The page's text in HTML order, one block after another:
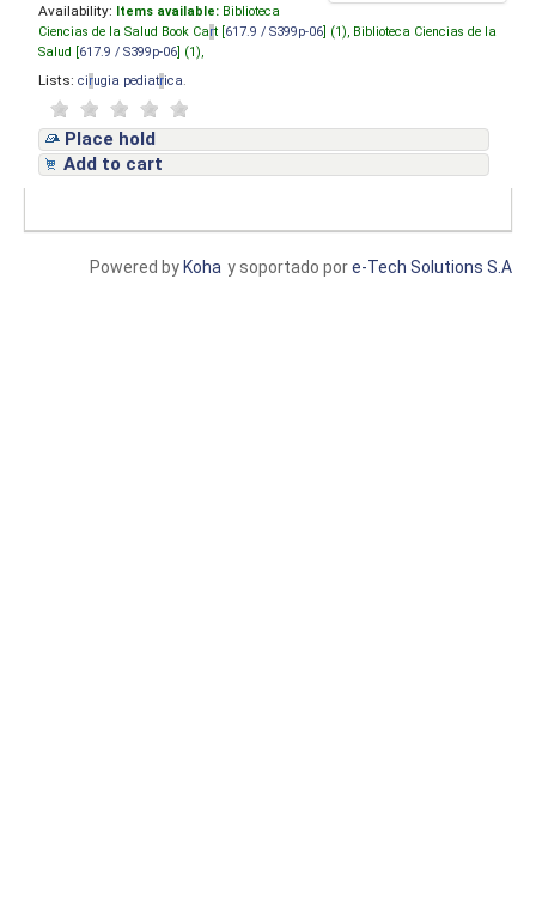
Availability: Items available: Biblioteca
Ciencias de la Salud Book Cart [ 617.9 / S399p-06 ] (1), Biblioteca Ciencias de la
Salud [ 617.9 / S399p-06 ] (1),
Lists: cirugia pediatrica
Place hold
Add to cart
y soportado pore-Tech Solutions S.A
Powered by Koha